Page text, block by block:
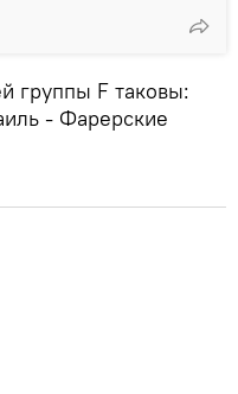
группы F таковы:
- Фарерские